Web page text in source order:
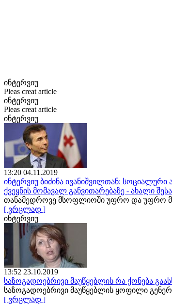
ინტერვიუ
Pleas creat article
ინტერვიუ
Pleas creat article
ინტერვიუ
13:20 04.11.2019
ინტერვიუ ბიძინა ივანიშვილთან:
ქვეყნის მომავალ განვითარებაზე - ახალი
თანამედროვე მსოფლიოში უფრო და უფრო
[ ვრცლად ]
ინტერვიუ
13:52 23.10.2019
საზოგადოებრივი მაუწყებლის რა ქონება
საზოგადოებრივი მაუწყებლის ყოფილი
[ ვრცლად ]